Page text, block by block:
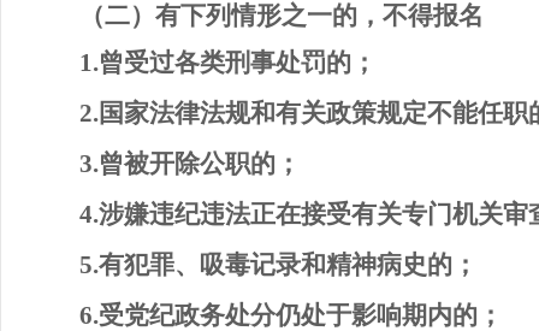
（二）有下列情形之一的 ， 不得报名
1.曾受过各类刑事处罚的；
2.国家法律法规和有关政策规定不能任职
3.曾被开除公职的；
4.涉嫌违纪违法正在接受有关专门机关审
5.有犯罪、吸毒记录和精神病史的；
6.受党纪政务处分仍处于影响期内的；